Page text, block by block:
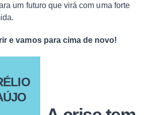
um futuro que virá com uma forte
e vamos para cima de novo!